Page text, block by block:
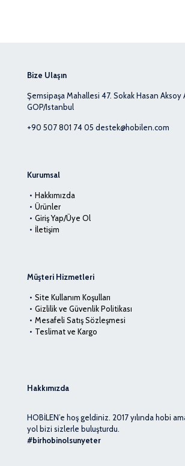
Bize Ulaşın
Şemsipaşa Mahallesi 47. Sokak Hasan Aksoy
GOP/Istanbul
+90 507 801 74 05 destek@hobilen.com
Kurumsal
Hakkımızda
Ürünler
Giriş Yap/Üye Ol
İletişim
Müşteri Hizmetleri
Site Kullanım Koşulları
Gizlilik ve Güvenlik Politikası
Mesafeli Satış Sözleşmesi
Teslimat ve Kargo
Hakkımızda
HOBİLEN’e hoş geldiniz. 2017 yılında hobi
yol bizi sizlerle buluşturdu.
#birhobinolsunyeter